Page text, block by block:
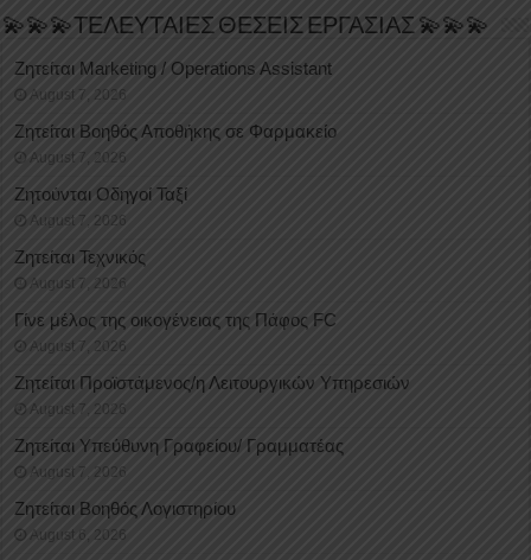
💫💫💫ΤΕΛΕΥΤΑΙΕΣ ΘΕΣΕΙΣ ΕΡΓΑΣΙΑΣ 💫💫💫
Ζητείται Marketing / Operations Assistant
August 7, 2026
Ζητείται Βοηθός Αποθήκης σε Φαρμακείο
August 7, 2026
Ζητούνται Οδηγοί Ταξί
August 7, 2026
Ζητείται Τεχνικός
August 7, 2026
Γίνε μέλος της οικογένειας της Πάφος FC
August 7, 2026
Ζητείται Προϊστάμενος/η Λειτουργικών Υπηρεσιών
August 7, 2026
Ζητείται Υπεύθυνη Γραφείου/ Γραμματέας
August 7, 2026
Ζητείται Βοηθός Λογιστηρίου
August 6, 2026